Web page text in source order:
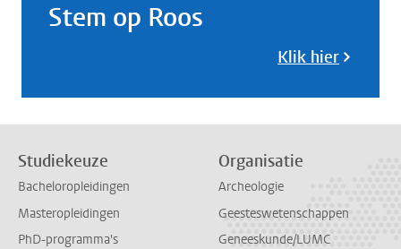
Stem op Roos
Klik hier
Studiekeuze
Bacheloropleidingen
Masteropleidingen
PhD-programma's
Organisatie
Archeologie
Geesteswetenschappen
Geneeskunde/LUMC